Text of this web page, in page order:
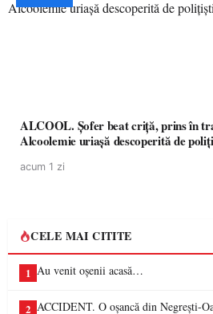
ALCOOL. Șofer beat criță, prins în
Alcoolemie uriașă descoperită de
acum 1 zi
CELE MAI CITITE
1 Au venit oșenii acasă…
2 ACCIDENT. O oșancă din Negrești-